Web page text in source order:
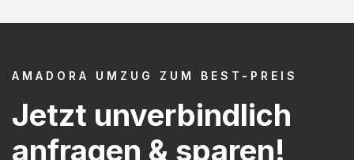
AMADORA UMZUG ZUM BEST-PREIS
Jetzt unverbindlich
anfragen & sparen!